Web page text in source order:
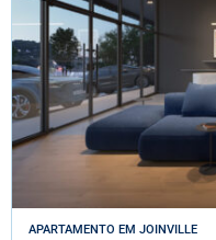
APARTAMENTO EM JOINVILLE